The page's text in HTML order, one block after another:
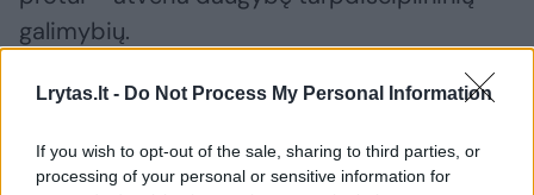
Lrytas.lt - Do Not Process My Personal Information
If you wish to opt-out of the sale, sharing to third parties, or
processing of your personal or sensitive information for
galimybių.